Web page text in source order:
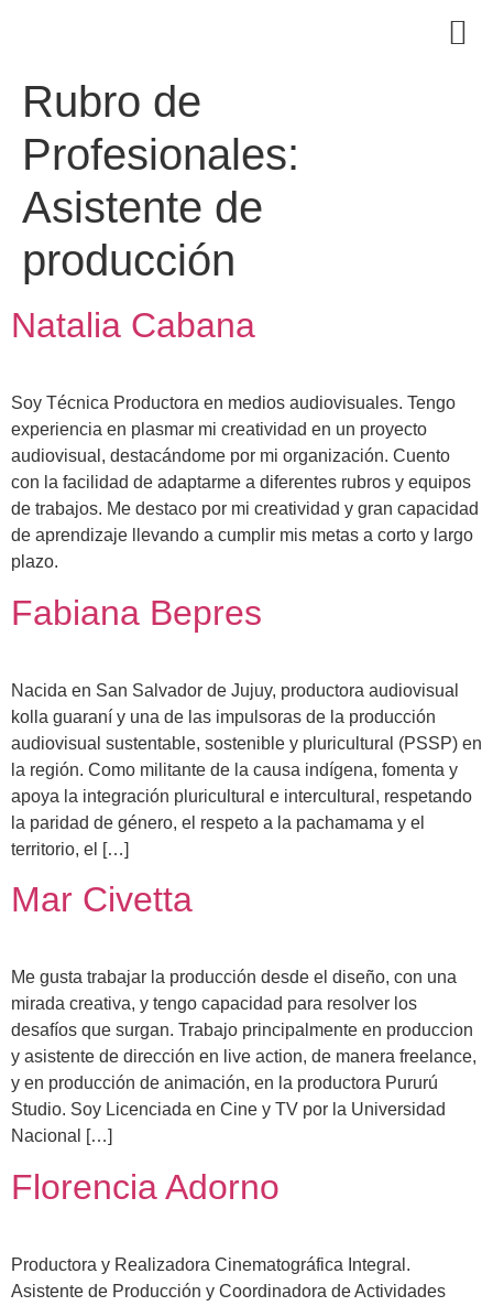
Rubro de
Profesionales:
Asistente de
producción
Natalia Cabana
Soy Técnica Productora en medios audiovisuales. Tengo
experiencia en plasmar mi creatividad en un proyecto
audiovisual, destacándome por mi organización. Cuento
con la facilidad de adaptarme a diferentes rubros y equipos
de trabajos. Me destaco por mi creatividad y gran capacidad
de aprendizaje llevando a cumplir mis metas a corto y largo
plazo.
Fabiana Bepres
Nacida en San Salvador de Jujuy, productora audiovisual
kolla guaraní y una de las impulsoras de la producción
audiovisual sustentable, sostenible y pluricultural (PSSP) en
la región. Como militante de la causa indígena, fomenta y
apoya la integración pluricultural e intercultural, respetando
la paridad de género, el respeto a la pachamama y el
territorio, el […]
Mar Civetta
Me gusta trabajar la producción desde el diseño, con una
mirada creativa, y tengo capacidad para resolver los
desafíos que surgan. Trabajo principalmente en produccion
y asistente de dirección en live action, de manera freelance,
y en producción de animación, en la productora Pururú
Studio. Soy Licenciada en Cine y TV por la Universidad
Nacional […]
Florencia Adorno
Productora y Realizadora Cinematográfica Integral.
Asistente de Producción y Coordinadora de Actividades